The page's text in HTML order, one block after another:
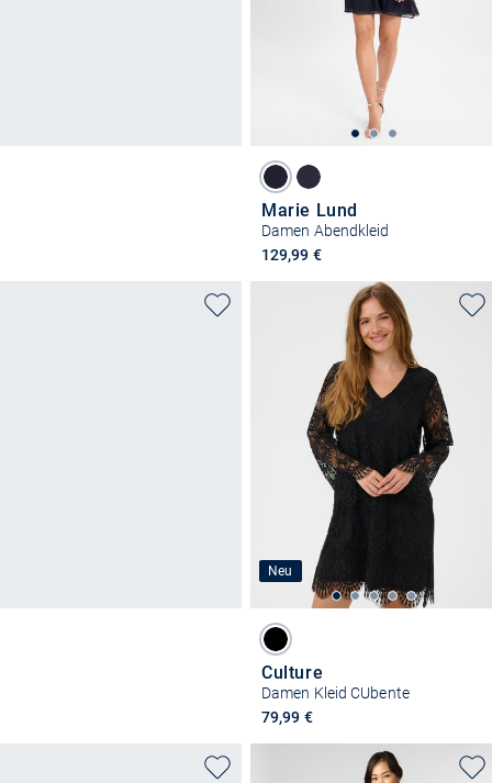
Marie Lund
Damen Abendkleid
129,99 €
Neu
Culture
Damen Kleid CUbente
79,99 €